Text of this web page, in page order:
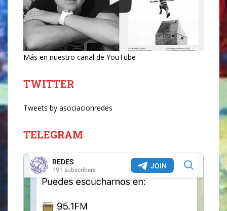
Más en nuestro canal de YouTube
TWITTER
Tweets by asociacionredes
TELEGRAM